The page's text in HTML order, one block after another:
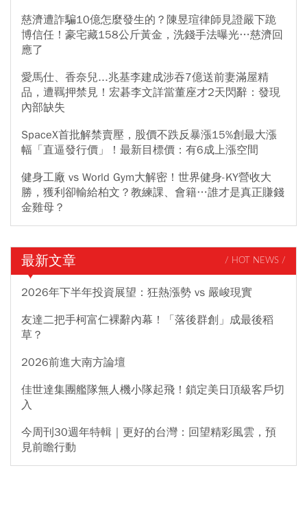
慈濟遭詐騙10億怎麼發生的？陳昱瑄律師見證嚴下跪
博信任！豪宅藏158公斤黃金，洗錢手法曝光…慈濟回
應了
愛馬仕、香奈兒...兆基李建成涉吞7億送前妻滿屋精
品，遭羈押禁見！宏碁李文詳當董座才2天閃辭：發現
內部缺失
SpaceX首批解禁賣壓，股價不跌反暴漲15%創最大漲
幅「直逼發行價」！最新目標價：有6成上漲空間
健身工廠 vs World Gym大解密！世界健身-KY營收大
勝，獲利卻輸給柏文？教練課、會籍…誰才是真正賺錢
金雞母？
最新文章 / HOT NEWS /
2026年下半年投資展望：狂熱漲勢 vs 嚴峻現實
友達二把手柯富仁裸辭內幕！「落後群創」成最後稻
草？
2026前進大南方論壇
佳世達集團艦隊無人機小隊起飛！鎖定美日頂級客戶切
入
今周刊30週年特輯｜更好的台灣：回望精彩風雲，預
見前瞻行動